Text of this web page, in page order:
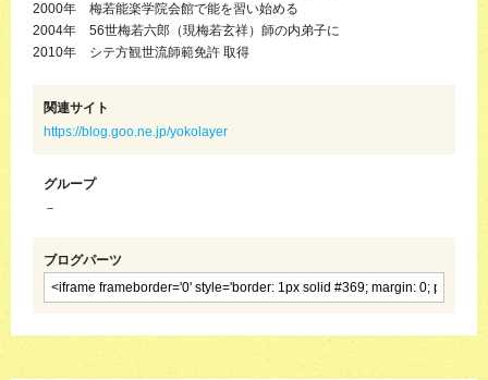
2000年 梅若能楽学院会館で能を習い始める
2004年 56世梅若六郎（現梅若玄祥）師の内弟子に
2010年 シテ方観世流師範免許 取得
関連サイト
https://blog.goo.ne.jp/yokolayer
グループ
－
ブログパーツ